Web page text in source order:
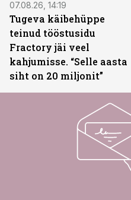
07.08.26, 14:19
Tugeva käibehüppe
teinud tööstusidu
Fractory jäi veel
kahjumisse. “Selle aasta
siht on 20 miljonit”